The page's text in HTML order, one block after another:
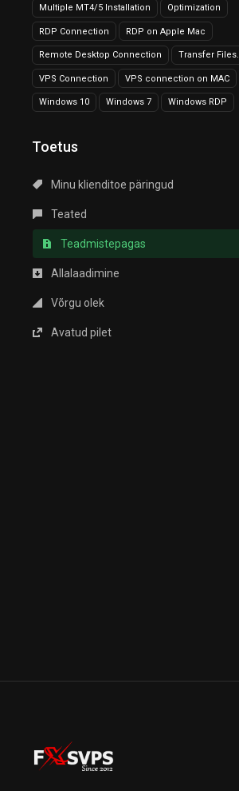
Multiple MT4/5 Installation Optimization
RDP Connection RDP on Apple Mac
Remote Desktop Connection Transfer Files.
VPS Connection VPS connection on MAC
Windows 10 Windows 7 Windows RDP
Toetus
Minu klienditoe päringud
Teated
Teadmistepagas
Allalaadimine
Võrgu olek
Avatud pilet